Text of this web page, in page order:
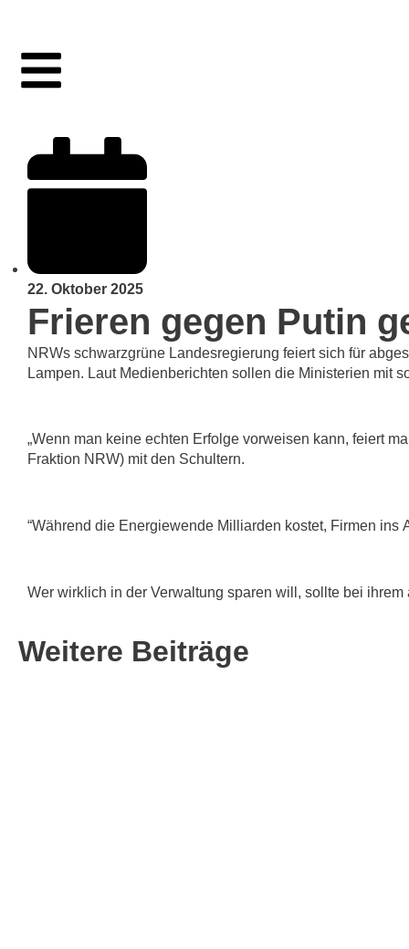
22. Oktober 2025
Frieren gegen Putin
NRWs schwarzgrüne Landesregierung feiert sich für
Lampen. Laut Medienberichten sollen die Ministerien mit
„Wenn man keine echten Erfolge vorweisen kann, feiert
Fraktion NRW) mit den Schultern.
“Während die Energiewende Milliarden kostet, Firmen
Wer wirklich in der Verwaltung sparen will, sollte bei
Weitere Beiträge